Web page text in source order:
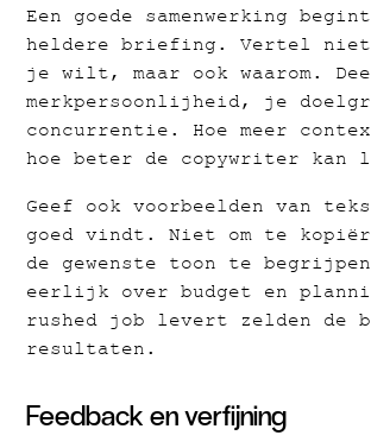
Een goede samenwerking
heldere briefing. Vertel
je wilt, maar ook waarom.
merkpersoonlijheid, je
concurrentie. Hoe meer
hoe beter de copywriter kan
Geef ook voorbeelden van
goed vindt. Niet om te
de gewenste toon te
eerlijk over budget en
rushed job levert zelden de
resultaten.
Feedback en verfijning